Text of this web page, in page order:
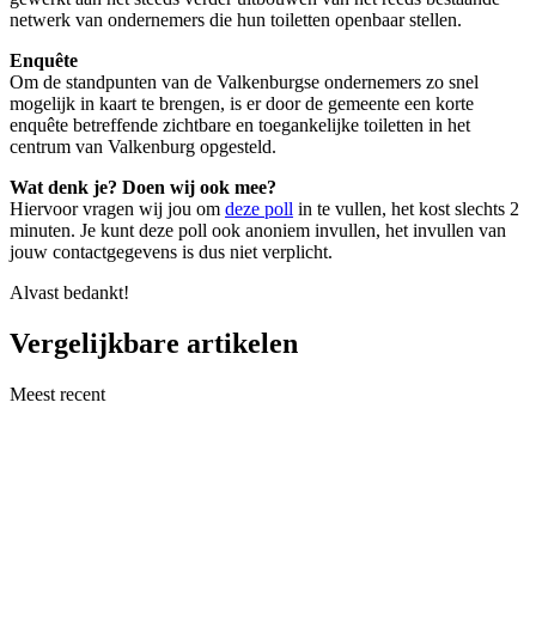
netwerk van ondernemers die hun toiletten openbaar stellen.
Enquête
Om de standpunten van de Valkenburgse ondernemers zo snel
mogelijk in kaart te brengen, is er door de gemeente een korte
enquête betreffende zichtbare en toegankelijke toiletten in het
centrum van Valkenburg opgesteld.
Wat denk je? Doen wij ook mee?
Hiervoor vragen wij jou om deze poll in te vullen, het kost slechts 2
minuten. Je kunt deze poll ook anoniem invullen, het invullen van
jouw contactgegevens is dus niet verplicht.
Alvast bedankt!
Vergelijkbare artikelen
Meest recent